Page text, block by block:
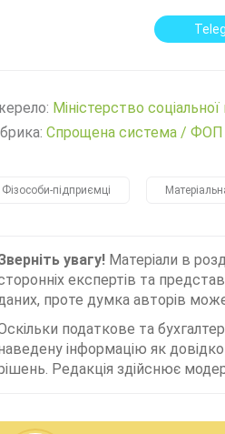
Міністерство
Спрощена система / ФОП
Фізособи-підприємці
увагу! Матеріали в
експертів та
проте думка авторів
податкове та
інформацію як
Редакція здійснює